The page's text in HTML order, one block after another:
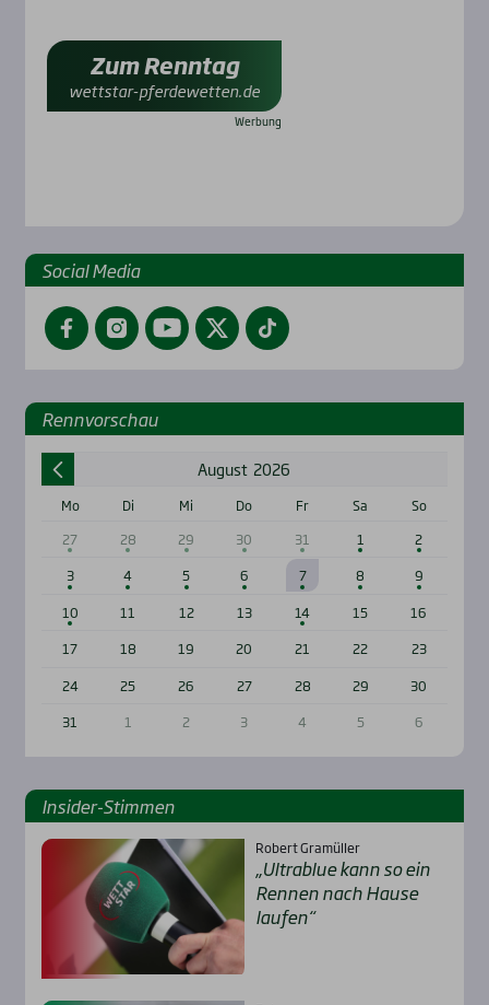
Zum Renntag
wettstar-pferdewetten.de
Social Media
FacebookInstagramYouTubeTwitterTikTok
Renn­vor­schau
August 2026
Mo Di Mi Do Fr Sa
So
27
28 29 30 31 1
2
3
4 5 6 7 8
9
10
11 12 13 14 15
16
17
18 19 20 21 22
23
24
25 26 27 28 29
30
31
1 2 3 4 5 6
Insi­der-Stim­men
Robert Gramüller
„Ultra­b­lue kann so ein
Ren­nen nach Hau­se
lau­fen“